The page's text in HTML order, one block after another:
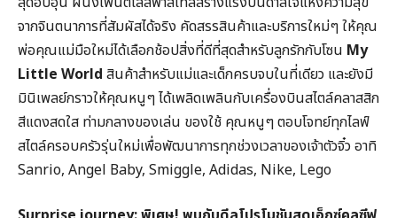
จากจินตนาการที่สัมผัสได้จริง คัดสรรสินค้าและบริการใหม่ๆ ให้คุณ
พ่อคุณแม่มือใหม่ได้เลือกช้อปสิ่งที่ดีที่สุดสำหรับลูกรักกับโซน My
Little World สินค้าสำหรับแม่และเด็กครบจบในที่เดียว และยังมี
มินิเพลย์กราวให้คุณหนูๆ ได้เพลิดเพลินกับเครื่องบินสไตล์คลาสสิก
สีแดงสดใส ท่ามกลางของเล่น ของใช้ คุณหนูๆ ตอบโจทย์ทุกไลฟ์
สไตล์ครอบครัวรุ่นใหม่เพื่อพัฒนาการทุกช่วงเวลาของเจ้าตัวจิ๋ว อาทิ
Sanrio, Angel Baby, Smiggle, Adidas, Nike, Lego